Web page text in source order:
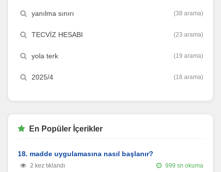
yanılma sınırı (38 arama)
TECVİZ HESABI (23 arama)
yola terk (19 arama)
2025/4 (18 arama)
En Popüler İçerikler
18. madde uygulamasına nasıl başlanır?
2 kez tıklandı 999 sn okuma